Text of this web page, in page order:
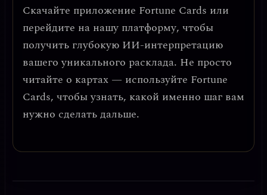
Скачайте приложение Fortune Cards или
перейдите на нашу платформу, чтобы
получить глубокую ИИ-интерпретацию
вашего уникального расклада. Не просто
читайте о картах — используйте Fortune
Cards, чтобы узнать, какой именно шаг вам
нужно сделать дальше.